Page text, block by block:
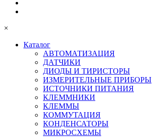
×
Каталог
АВТОМАТИЗАЦИЯ
ДАТЧИКИ
ДИОДЫ И ТИРИСТОРЫ
ИЗМЕРИТЕЛЬНЫЕ ПРИБОРЫ
ИСТОЧНИКИ ПИТАНИЯ
КЛЕММНИКИ
КЛЕММЫ
КОММУТАЦИЯ
КОНДЕНСАТОРЫ
МИКРОСХЕМЫ